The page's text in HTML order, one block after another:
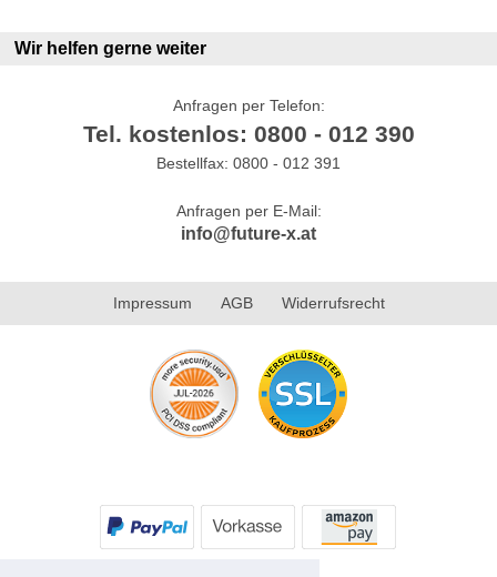
Wir helfen gerne weiter
Anfragen per Telefon:
Tel. kostenlos: 0800 - 012 390
Bestellfax: 0800 - 012 391
Anfragen per E-Mail:
info@future-x.at
Impressum AGB Widerrufsrecht